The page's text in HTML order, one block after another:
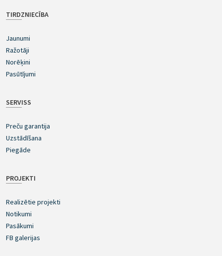
TIRDZNIECĪBA
Jaunumi
Ražotāji
Norēķini
Pasūtījumi
SERVISS
Preču garantija
Uzstādīšana
Piegāde
PROJEKTI
Realizētie projekti
Notikumi
Pasākumi
FB galerijas